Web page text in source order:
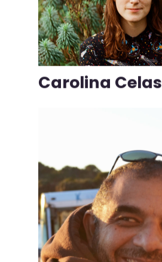
Carolina Celas